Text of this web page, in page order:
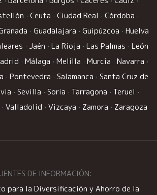
· Ceuta · Ciudad Real · Córdoba ·
· Guadalajara · Guipúzcoa · Huelva
· Jaén · La Rioja · Las Palmas · León
· Málaga · Melilla · Murcia · Navarra ·
· Pontevedra · Salamanca · Santa Cruz de
· Sevilla · Soria · Tarragona · Teruel ·
· Valladolid · Vizcaya · Zamora · Zaragoza
DE INFORMACIÓN:
para la Diversificación y Ahorro de la